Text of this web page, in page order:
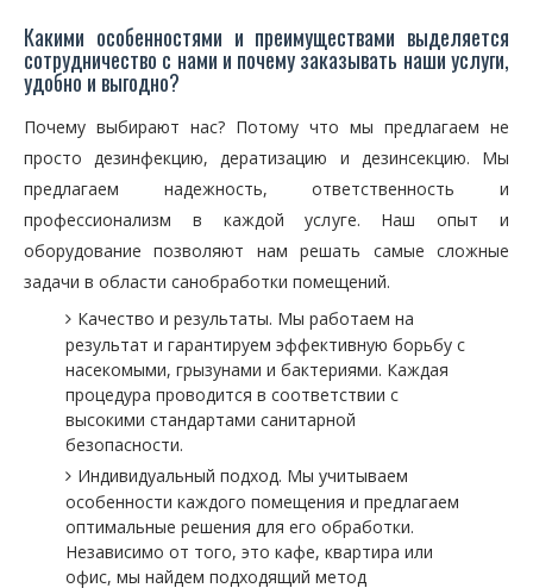
Какими особенностями и преимуществами выделяется
сотрудничество с нами и почему заказывать наши услуги,
удобно и выгодно?
Почему выбирают нас? Потому что мы предлагаем не
просто дезинфекцию, дератизацию и дезинсекцию. Мы
предлагаем надежность, ответственность и
профессионализм в каждой услуге. Наш опыт и
оборудование позволяют нам решать самые сложные
задачи в области санобработки помещений.
Качество и результаты. Мы работаем на
результат и гарантируем эффективную борьбу с
насекомыми, грызунами и бактериями. Каждая
процедура проводится в соответствии с
высокими стандартами санитарной
безопасности.
Индивидуальный подход. Мы учитываем
особенности каждого помещения и предлагаем
оптимальные решения для его обработки.
Независимо от того, это кафе, квартира или
офис, мы найдем подходящий метод